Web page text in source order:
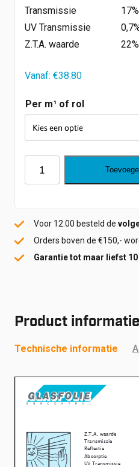
Transmissie
17%
UV Transmissie
Z.T.A. waarde
22%
Vanaf: €38.80
Per m¹ of rol
HC
aantal
Voor 12.00 besteld de
Orders boven de €150,-
Garantie tot maar liefst
Product informatie
Technische informatie